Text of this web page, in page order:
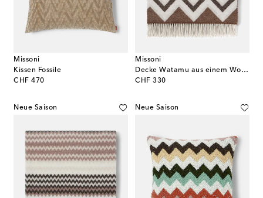
Missoni
Kissen Fossile
CHF 470
original price
Missoni
Decke Watamu aus einem Wollgemisch
CHF 330
original price
Neue Saison Neue Saison